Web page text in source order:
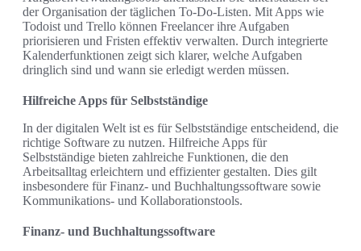
der Organisation der täglichen To-Do-Listen. Mit Apps wie
Todoist und Trello können Freelancer ihre Aufgaben
priorisieren und Fristen effektiv verwalten. Durch integrierte
Kalenderfunktionen zeigt sich klarer, welche Aufgaben
dringlich sind und wann sie erledigt werden müssen.
Hilfreiche Apps für Selbstständige
In der digitalen Welt ist es für Selbstständige entscheidend, die
richtige Software zu nutzen. Hilfreiche Apps für
Selbstständige bieten zahlreiche Funktionen, die den
Arbeitsalltag erleichtern und effizienter gestalten. Dies gilt
insbesondere für Finanz- und Buchhaltungssoftware sowie
Kommunikations- und Kollaborationstools.
Finanz- und Buchhaltungssoftware